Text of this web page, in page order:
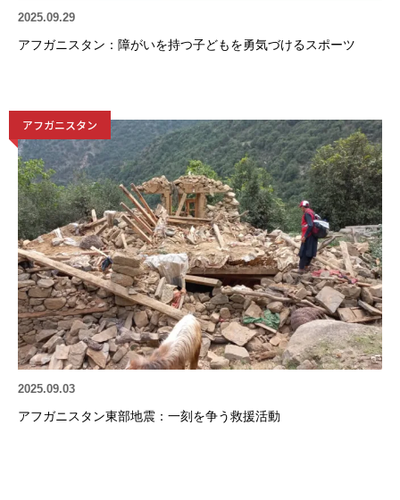
2025.09.29
アフガニスタン：障がいを持つ子どもを勇気づけるスポーツ
アフガニスタン
2025.09.03
アフガニスタン東部地震：一刻を争う救援活動